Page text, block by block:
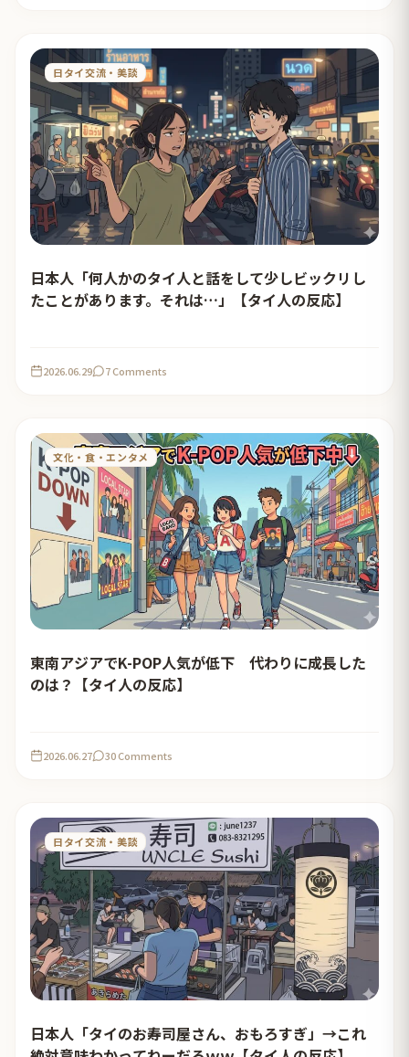
日タイ交流・美談
日本人「何人かのタイ人と話をして少しビックリし
たことがあります。それは…」【タイ人の反応】
2026.06.29 7 Comments
文化・食・エンタメ
東南アジアでK-POP人気が低下 代わりに成長した
のは？【タイ人の反応】
2026.06.27 30 Comments
日タイ交流・美談
日本人「タイのお寿司屋さん、おもろすぎ」→これ